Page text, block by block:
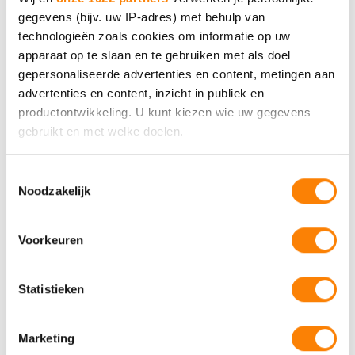
gegevens (bijv. uw IP-adres) met behulp van
technologieën zoals cookies om informatie op uw
apparaat op te slaan en te gebruiken met als doel
gepersonaliseerde advertenties en content, metingen aan
advertenties en content, inzicht in publiek en
productontwikkeling. U kunt kiezen wie uw gegevens
gebruikt en met welke doelen.
Informatie verzamelen over uw geografische locatie,
Uw apparaat identificeren door het actief te scannen
op specifieke eigenschappen (fingerprinting)
verwerkt en stel uw voorkeuren in het
detailgedeelte
in.
Noodzakelijk
Voorkeuren
Statistieken
Marketing
MEE Samen
Neem contact met ons op.
Bel 088 - 633 0633
Of vul het contactformulier